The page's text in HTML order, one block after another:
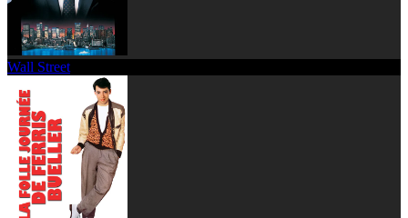
Wall Street